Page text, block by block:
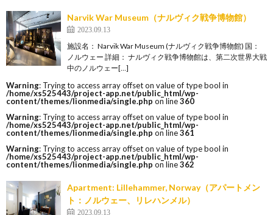
Narvik War Museum（ナルヴィク戦争博物館）
2023.09.13
施設名： Narvik War Museum (ナルヴィク戦争博物館) 国：
ノルウェー 詳細： ナルヴィク戦争博物館は、第二次世界大戦
中のノルウェー[…]
Warning: Trying to access array offset on value of type bool in
/home/xs525443/project-app.net/public_html/wp-
content/themes/lionmedia/single.php on line360
Warning: Trying to access array offset on value of type bool in
/home/xs525443/project-app.net/public_html/wp-
content/themes/lionmedia/single.php on line361
Warning: Trying to access array offset on value of type bool in
/home/xs525443/project-app.net/public_html/wp-
content/themes/lionmedia/single.php on line362
Apartment: Lillehammer, Norway（アパートメン
ト：ノルウェー、リレハンメル）
2023.09.13